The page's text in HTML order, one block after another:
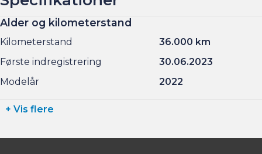
Alder og kilometerstand
Kilometerstand
36.000 km
Første indregistrering
30.06.2023
Modelår
2022
+ Vis flere